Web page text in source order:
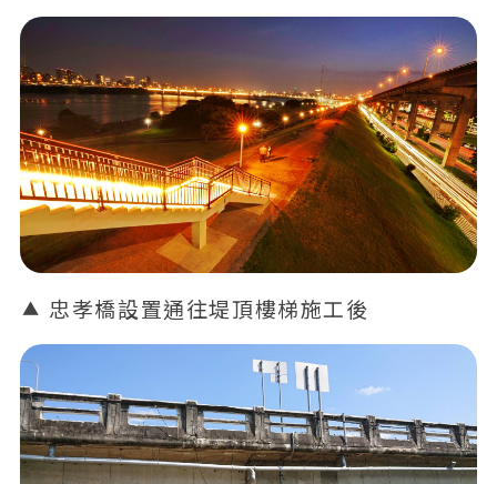
忠孝橋設置通往堤頂樓梯施工後